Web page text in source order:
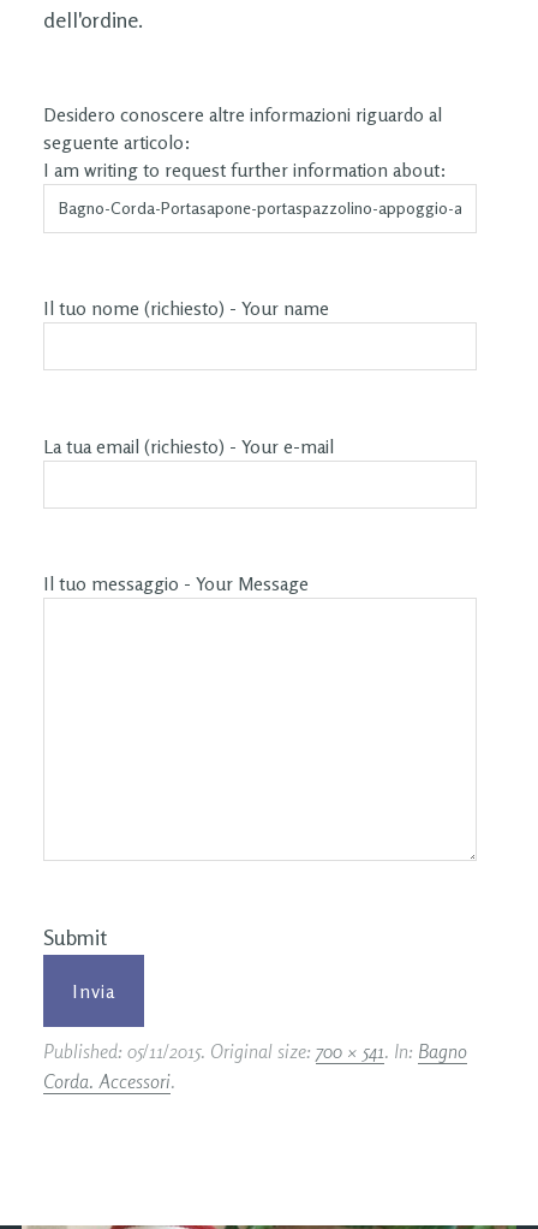
dell'ordine.
Desidero conoscere altre informazioni riguardo al
seguente articolo:
I am writing to request further information about:
Il tuo nome (richiesto) - Your name
La tua email (richiesto) - Your e-mail
Il tuo messaggio - Your Message
Submit
Published: 05/11/2015. Original size: 700 × 541. In: Bagno
Corda. Accessori.